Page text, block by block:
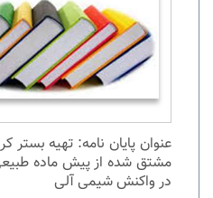
عنوان پایان نامه: تهیه بستر
مشتق شده از پیش ماده
در واکنش شیمی آلی